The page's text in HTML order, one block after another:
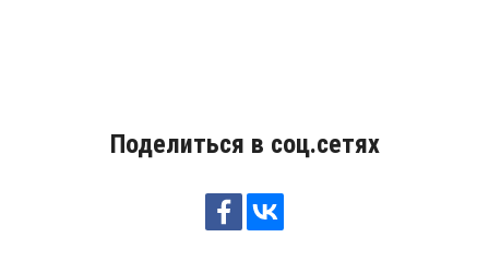
Поделиться в соц.сетях